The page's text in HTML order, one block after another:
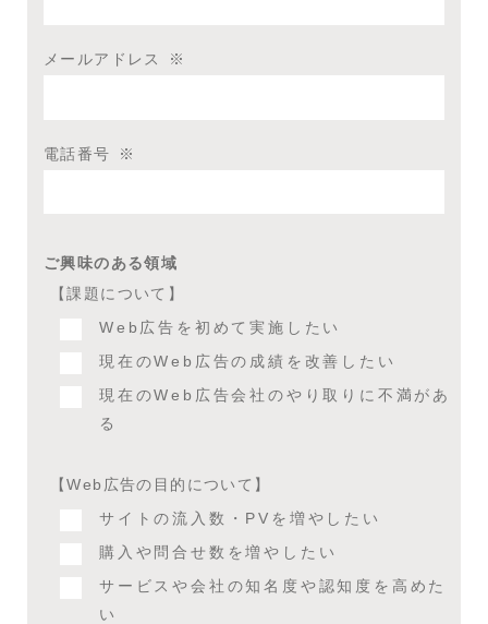
メールアドレス ※
電話番号 ※
ご興味のある領域
【課題について】
Web広告を初めて実施したい
現在のWeb広告の成績を改善したい
現在のWeb広告会社のやり取りに不満があ
る
【Web広告の目的について】
サイトの流入数・PVを増やしたい
購入や問合せ数を増やしたい
サービスや会社の知名度や認知度を高めた
い